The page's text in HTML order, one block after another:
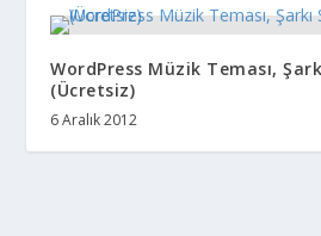
WordPress Müzik Teması,
(Ücretsiz)
6 Aralık 2012